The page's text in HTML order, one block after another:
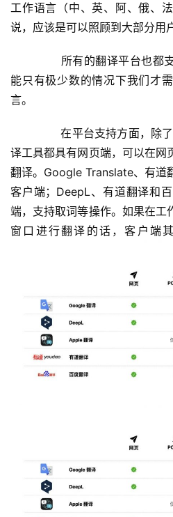
工作语言（中、英、阿、俄、
说，应该是可以照顾到大部分用
能只有极少数的情况下我们才
言。
译工具都具有网页端，可以在网
翻译。Google Translate、有道
客户端；DeepL、有道翻译和
端，支持取词等操作。如果在工
窗口进行翻译的话，客户端